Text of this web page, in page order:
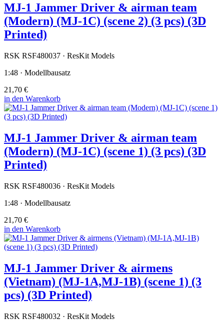
MJ-1 Jammer Driver & airman team
(Modern) (MJ-1C) (scene 2) (3 pcs) (3D
Printed)
RSK RSF480037 · ResKit Models
1:48 · Modellbausatz
21,70 €
in den Warenkorb
MJ-1 Jammer Driver & airman team
(Modern) (MJ-1C) (scene 1) (3 pcs) (3D
Printed)
RSK RSF480036 · ResKit Models
1:48 · Modellbausatz
21,70 €
in den Warenkorb
MJ-1 Jammer Driver & airmens
(Vietnam) (MJ-1A,MJ-1B) (scene 1) (3
pcs) (3D Printed)
RSK RSF480032 · ResKit Models